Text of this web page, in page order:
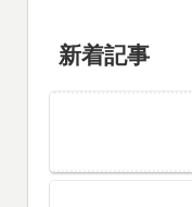
新着記事